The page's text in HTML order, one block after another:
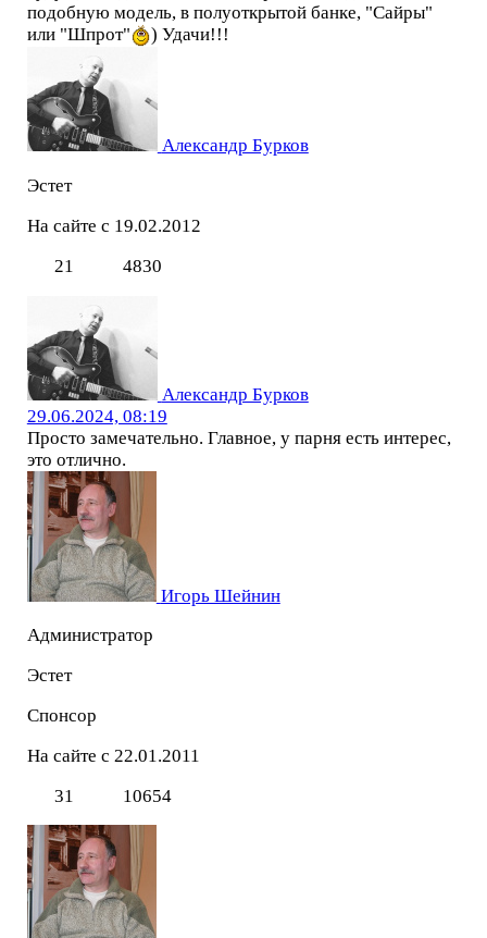
подобную модель, в полуоткрытой банке, "Сайры"
или "Шпрот"
) Удачи!!!
Александр Бурков
Эстет
На сайте с 19.02.2012
21
4830
Александр Бурков
29.06.2024, 08:19
Просто замечательно. Главное, у парня есть интерес,
это отлично.
Игорь Шейнин
Администратор
Эстет
Спонсор
На сайте с 22.01.2011
31
10654